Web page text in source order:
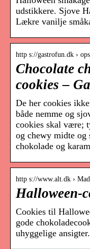
udstikkere. Sjove
Lækre vanilje
http s://gastrofun.dk ›
Chocolate
cookies –
De her cookies
både nemme og
cookies skal være;
og chewy midte og
chokolade og
http s://www.alt.dk ›
Halloween-
Cookies til
gode
uhyggelige ansigter.